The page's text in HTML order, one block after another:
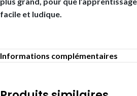
facile et ludique.
Informations complémentaires